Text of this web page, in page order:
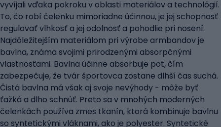
vyvíjali vďaka pokroku v oblasti materiálov a technológií.
To, čo robí čelenku mimoriadne účinnou, je jej schopnosť
regulovať vlhkosť a jej odolnosť a pohodlie pri nosení.
Najdôležitejším materiálom pri výrobe armbandov je
bavlna, známa svojimi prirodzenými absorpčnými
vlastnosťami. Bavlna účinne absorbuje pot, čím
zabezpečuje, že tvár športovca zostane dlhší čas suchá.
Čistá bavlna má však aj svoje nevýhody - môže byť
ťažká a dlho schnúť. Preto sa v mnohých moderných
čelenkách používa zmes tkanín, ktorá kombinuje bavlnu
so syntetickými vláknami, ako je polyester. Syntetické